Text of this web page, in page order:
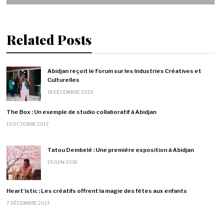
Related Posts
Abidjan reçoit le Forum sur les Industries Créatives et
Culturelles
18 DÉCEMBRE 2023
The Box : Un exemple de studio collaboratif à Abidjan
13 OCTOBRE 2017
Tatou Dembelé : Une première exposition à Abidjan
15 JUIN 2018
Heart’istic : Les créatifs offrent la magie des fêtes aux enfants
7 DÉCEMBRE 2017